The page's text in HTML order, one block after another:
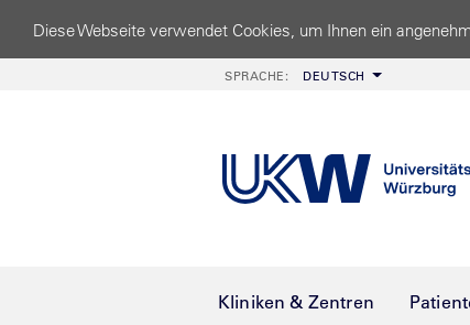
Diese Webseite verwendet Cookies, um Ihnen ein
SPRACHE: DEUTSCH
Kliniken & Zentren